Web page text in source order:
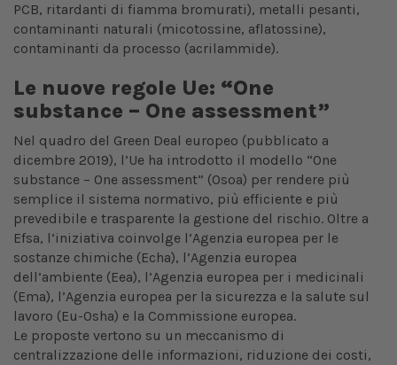
PCB, ritardanti di fiamma bromurati), metalli pesanti,
contaminanti naturali (micotossine, aflatossine),
contaminanti da processo (acrilammide).
Le nuove regole Ue: “One
substance – One assessment”
Nel quadro del Green Deal europeo (pubblicato a
dicembre 2019), l’Ue ha introdotto il modello “One
substance – One assessment” (Osoa) per rendere più
semplice il sistema normativo, più efficiente e più
prevedibile e trasparente la gestione del rischio. Oltre a
Efsa, l’iniziativa coinvolge l’Agenzia europea per le
sostanze chimiche (Echa), l’Agenzia europea
dell’ambiente (Eea), l’Agenzia europea per i medicinali
(Ema), l’Agenzia europea per la sicurezza e la salute sul
lavoro (Eu-Osha) e la Commissione europea.
Le proposte vertono su un meccanismo di
centralizzazione delle informazioni, riduzione dei costi,